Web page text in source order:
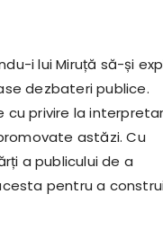
i lui Miruță să-și
dezbateri publice.
privire la
astăzi. Cu
a publicului de a
pentru a